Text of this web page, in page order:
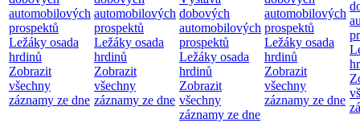
automobilových
prospektů
Ležáky osada
hrdinů
Zobrazit
všechny
záznamy ze dne
automobilových
prospektů
Ležáky osada
hrdinů
Zobrazit
všechny
záznamy ze dne
dobových
automobilových
prospektů
Ležáky osada
hrdinů
Zobrazit
všechny
záznamy ze dne
automobilových
prospektů
Ležáky osada
hrdinů
Zobrazit
všechny
záznamy ze dne